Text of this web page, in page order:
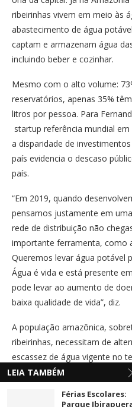
ribeirinhas vivem em meio às
abastecimento de água
captam e armazenam água
incluindo beber e cozinhar.
Mesmo com o alto volume:
reservatórios, apenas 35%
litros por pessoa. Para
startup referência mundial
a disparidade de
país evidencia o descaso
país.
“Em 2019, quando
pensamos justamente em
rede de distribuição não
importante ferramenta, como
Queremos levar água potável
Água é vida e está presente
pode levar ao aumento de
baixa qualidade de vida”, diz.
A população amazônica,
ribeirinhas, necessitam de
escassez de água vigente no
passaram a contar com
de purificadores de água
através de seu sistema,
LEIA TAMBÉM
Férias Escolares:
Parque